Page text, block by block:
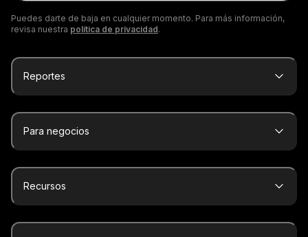
Puedes darte de baja en cualquier momento. Para más información,
revisa nuestra política de privacidad.
Reportes
Para negocios
Recursos